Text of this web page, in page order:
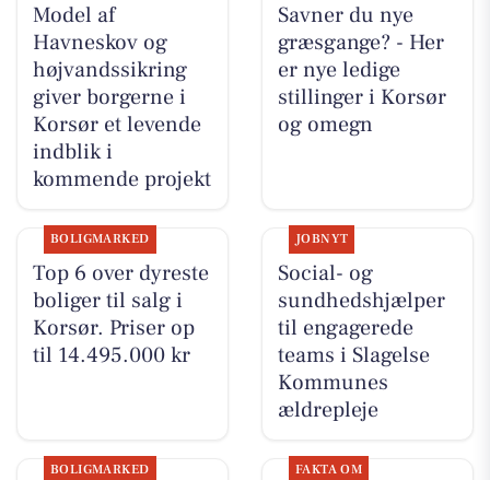
Model af
Havneskov og
højvandssikring
giver borgerne i
Korsør et levende
indblik i
kommende projekt
Savner du nye
græsgange? - Her
er nye ledige
stillinger i Korsør
og omegn
BOLIGMARKED
Top 6 over dyreste
boliger til salg i
Korsør. Priser op
til 14.495.000 kr
JOBNYT
Social- og
sundhedshjælper
til engagerede
teams i Slagelse
Kommunes
ældrepleje
BOLIGMARKED FAKTA OM